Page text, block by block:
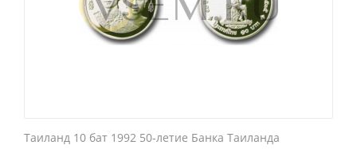
Таиланд 10 бат 1992 50-летие Банка Таиланда